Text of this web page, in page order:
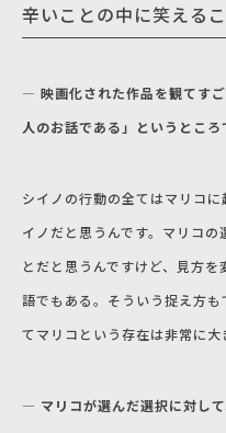
辛いことの中に笑える
― 映画化された作品を観てす
人のお話である」というところ
シイノの行動の全てはマリコ
イノだと思うんです。マリコ
とだと思うんですけど、見方
語でもある。そういう捉え方
てマリコという存在は非常に大
― マリコが選んだ選択に対し